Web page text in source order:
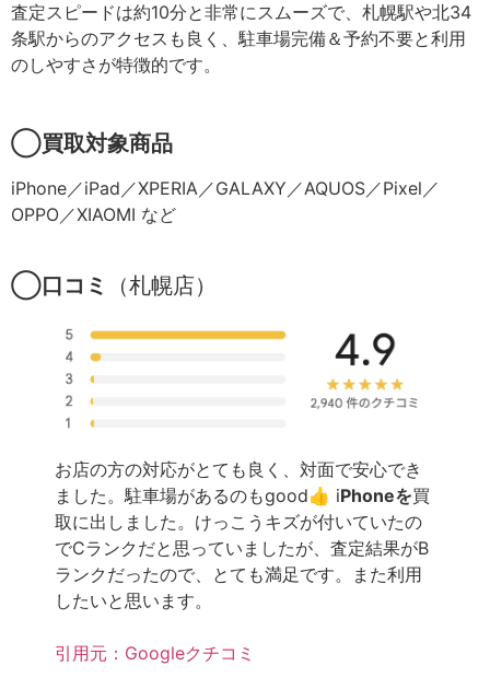
査定スピードは約10分と非常にスムーズで、札幌駅や北34
条駅からのアクセスも良く、駐車場完備＆予約不要と利用
のしやすさが特徴的です。
◯買取対象商品
iPhone／iPad／XPERIA／GALAXY／AQUOS／Pixel／
OPPO／XIAOMI など
◯口コミ （札幌店）
お店の方の対応がとても良く、対面で安心でき
ました。駐車場があるのもgood👍 iPhoneを買
取に出しました。けっこうキズが付いていたの
でCランクだと思っていましたが、査定結果がB
ランクだったので、とても満足です。また利用
したいと思います。
引用元：Googleクチコミ